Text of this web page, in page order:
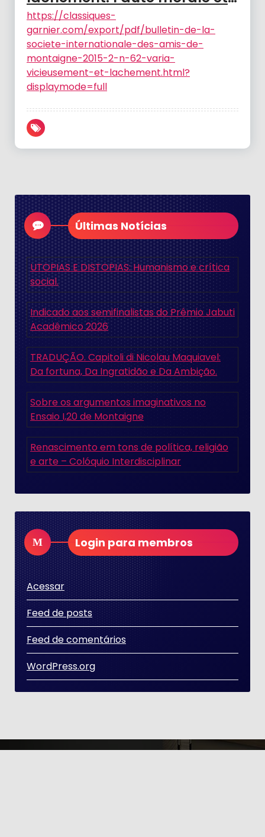
condition humaine –
BIRCHAL, T..
https://classiques-
garnier.com/export/pdf/bulletin-de-la-
societe-internationale-des-amis-de-
montaigne-2015-2-n-62-varia-
vicieusement-et-lachement.html?
displaymode=full
Últimas Notícias
UTOPIAS E DISTOPIAS: Humanismo e crítica
social.
Indicado aos semifinalistas do Prêmio Jabuti
Acadêmico 2026
TRADUÇÃO. Capitoli di Nicolau Maquiavel:
Da fortuna, Da Ingratidão e Da Ambição.
Sobre os argumentos imaginativos no
Ensaio I,20 de Montaigne
Renascimento em tons de política, religião
e arte – Colóquio Interdisciplinar
Login para membros
Acessar
Feed de posts
Feed de comentários
WordPress.org